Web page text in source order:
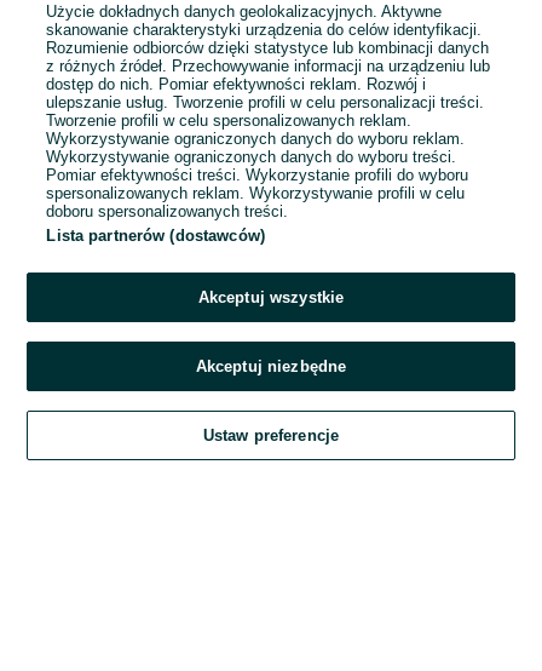
E-mail
Hasło
Zaloguj się
Kontynuując za pośrednictwem jednego z dostawców wskazanych powyżej,
OLX.pl w jego aktualnym brzmieniu.
Użycie dokładnych danych geolokalizacyjnych. Aktywne
skanowanie charakterystyki urządzenia do celów identyfikacji.
Rozumienie odbiorców dzięki statystyce lub kombinacji danych
z różnych źródeł. Przechowywanie informacji na urządzeniu lub
dostęp do nich. Pomiar efektywności reklam. Rozwój i
ulepszanie usług. Tworzenie profili w celu personalizacji treści.
Tworzenie profili w celu spersonalizowanych reklam.
Wykorzystywanie ograniczonych danych do wyboru reklam.
Wykorzystywanie ograniczonych danych do wyboru treści.
Pomiar efektywności treści. Wykorzystanie profili do wyboru
spersonalizowanych reklam. Wykorzystywanie profili w celu
doboru spersonalizowanych treści.
Lista partnerów (dostawców)
Akceptuj wszystkie
Akceptuj niezbędne
Ustaw preferencje